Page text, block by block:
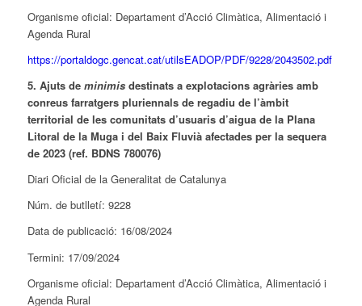
Organisme oficial: Departament d’Acció Climàtica, Alimentació i
Agenda Rural
https://portaldogc.gencat.cat/utilsEADOP/PDF/9228/2043502.pdf
5. Ajuts de minimisdestinats a explotacions agràries amb
conreus farratgers pluriennals de regadiu de l’àmbit
territorial de les comunitats d’usuaris d’aigua de la Plana
Litoral de la Muga i del Baix Fluvià afectades per la sequera
de 2023 (ref. BDNS 780076)
Diari Oficial de la Generalitat de Catalunya
Núm. de butlletí: 9228
Data de publicació: 16/08/2024
Termini: 17/09/2024
Organisme oficial: Departament d’Acció Climàtica, Alimentació i
Agenda Rural